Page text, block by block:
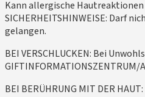
Kann allergische Hautreaktionen
SICHERHEITSHINWEISE: Darf
gelangen.
BEI VERSCHLUCKEN: Bei
BEI BERÜHRUNG MIT DER